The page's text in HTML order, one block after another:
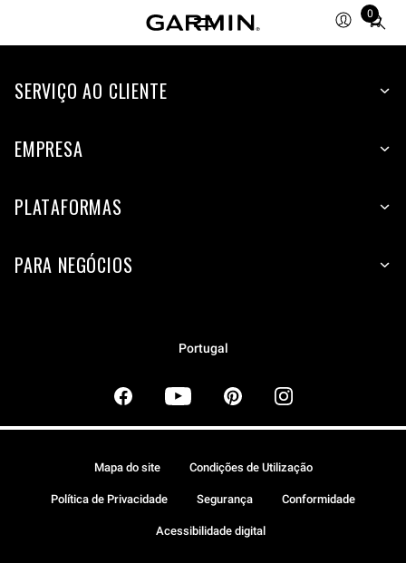
0
Total
items
cart:
SERVIÇO AO CLIENTE
EMPRESA
PLATAFORMAS
PARA NEGÓCIOS
Portugal
Mapa do site Condições de Utilização
Política de Privacidade Segurança Conformidade
Acessibilidade digital